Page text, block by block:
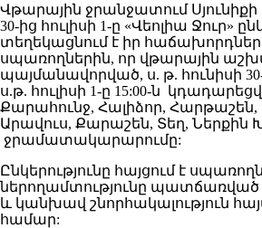
Վթարային ջրանջատում Սյունիքի
30-ից հուլիսի 1-ը «Վեոլիա Ջուր»
տեղեկացնում է իր
սպառողներին, որ վթարային
պայմանավորված, ս. թ. հունիսի 30-
ս.թ. հուլիսի 1-ը 15:00-ն
Քարահունջ, Հալիձոր, Հարթաշեն,
Արավուս, Քարաշեն, Տեղ, Ներքին
ջրամատակարարումը:
Ընկերությունը հայցում է
ներողամտությունը
և կանխավ շնորհակալություն
համար: